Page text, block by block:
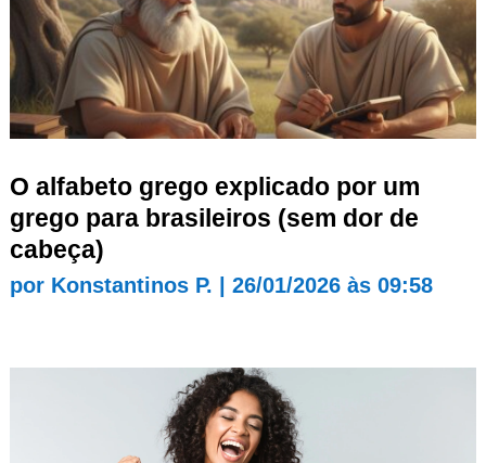
O alfabeto grego explicado por um
grego para brasileiros (sem dor de
cabeça)
por Konstantinos P. 26/01/2026 às 09:58